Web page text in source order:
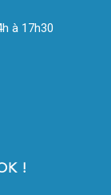
à 17h30
!